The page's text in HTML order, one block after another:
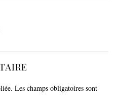
Les champs obligatoires sont